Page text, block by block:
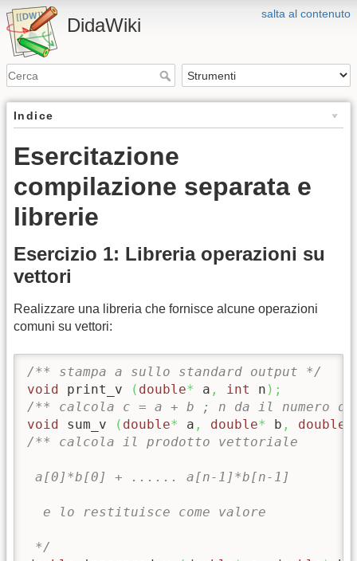
salta al contenuto
DidaWiki
Indice
Esercitazione
compilazione separata e
librerie
Esercizio 1: Libreria operazioni su
vettori
Realizzare una libreria che fornisce alcune operazioni
comuni su vettori:
/** stampa a sullo standard output */
void print_v ( double* a , int n ) ;
/** calcola c = a + b ; n da il numero
void sum_v ( double* a , double* b , double
/** calcola il prodotto vettoriale
a[0]*b[0] + ...... a[n-1]*b[n-1]
  e lo restituisce come valore
*/